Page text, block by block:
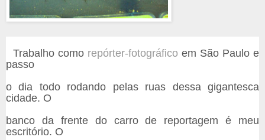
Trabalho como repórter-fotográfico em São Paulo e
passo
odia todo rodando pelas ruas dessa gigantesca
cidade. O
banco da frente do carro de reportagem é meu
escritório. O